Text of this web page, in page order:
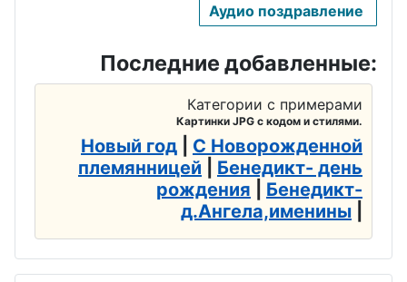
Аудио поздравление
Последние добавленные:
Категории с примерами
Картинки JPG с кодом и стилями.
Новый год
С Новорожденной
племянницей
Бенедикт- день
рождения
Бенедикт-
д.Ангела,именины